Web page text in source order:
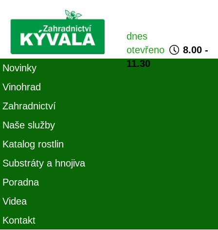
dnes
otevřeno
8.00 -
11.30
Novinky
Vinohrad
Zahradnictví
Naše služby
Katalog rostlin
Substráty a hnojiva
Poradna
Videa
Kontakt